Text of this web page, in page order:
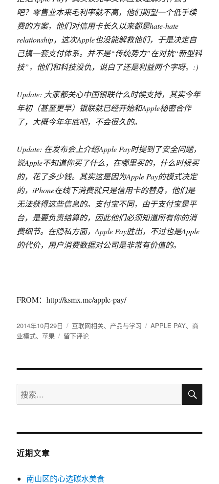
吧？零售业本来毛利率就不高，他们期望一个低手续
费的方案，他们对信用卡长久以来都是hate-hate
relationship，这次Apple也没能解救他们，于是决定自
己搞一套支付体系。并不是“传统势力”在对抗“新型科
技”，他们和科技没仇，说白了还是利益两个字呀。:)
Update: 大家都关心中国银联什么时候支持，其实今年
年初（甚至更早）银联就已经开始和Apple秘密合作
了，大概今年年底吧，不会很久的。
Update: 在发布会上介绍Apple Pay时提到了安全问题，
说Apple不知道你买了什么，在哪里买的，什么时候买
的，花了多少钱。其实这是因为Apple Pay的模式决定
的，iPhone在线下消费就只是信用卡的替身，他们是
无法获得这些信息的。支付宝不同，由于支付宝是平
台，是要负责结算的，因此他们必须知道所有你的消
费细节。在隐私方面，Apple Pay胜出，不过也是Apple
的代价，用户消费数据对公司是非常有价值的。
FROM：http://ksmx.me/apple-pay/
发
布
2014年10月29日
分
类
互联网相关、 产品与学习
标
APPLE PAY、商
业模式、苹果
于
究
改
了
留下评论
搜
索：
搜
近期文章
南山区的心选碳水美食